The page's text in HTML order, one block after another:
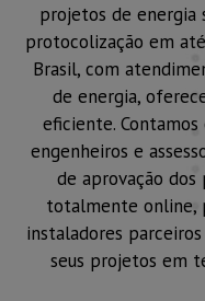
projetos de energia
protocolização em
Brasil, com
de energia,
eficiente.
engenheiros e
de aprovação
totalmente online,
instaladores
seus projetos em